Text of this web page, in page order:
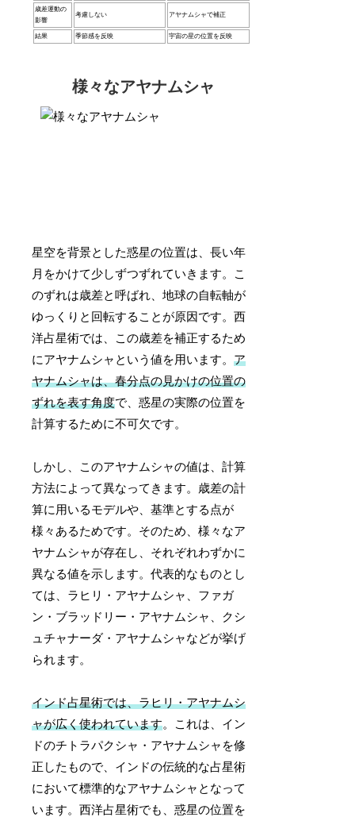
歳差運動の
影響
考慮しない アヤナムシャで補正
結果 季節感を反映 宇宙の星の位置を反映
様々なアヤナムシャ
星空を背景とした惑星の位置は、長い年
月をかけて少しずつずれていきます。こ
のずれは歳差と呼ばれ、地球の自転軸が
ゆっくりと回転することが原因です。西
洋占星術では、この歳差を補正するため
にアヤナムシャという値を用います。ア
ヤナムシャは、春分点の見かけの位置の
ずれを表す角度で、惑星の実際の位置を
計算するために不可欠です。
しかし、このアヤナムシャの値は、計算
方法によって異なってきます。歳差の計
算に用いるモデルや、基準とする点が
様々あるためです。そのため、様々なア
ヤナムシャが存在し、それぞれわずかに
異なる値を示します。代表的なものとし
ては、ラヒリ・アヤナムシャ、ファガ
ン・ブラッドリー・アヤナムシャ、クシ
ュチャナーダ・アヤナムシャなどが挙げ
られます。
インド占星術では、ラヒリ・アヤナムシ
ャが広く使われています。これは、イン
ドのチトラパクシャ・アヤナムシャを修
正したもので、インドの伝統的な占星術
において標準的なアヤナムシャとなって
います。西洋占星術でも、惑星の位置を